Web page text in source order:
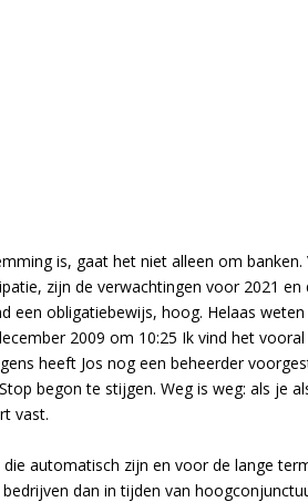
is, gaat het niet alleen om
zijn de verwachtingen voor 2021
een obligatiebewijs, hoog. Helaas
2009 om 10:25 Ik vind het
heeft Jos nog een beheerder
begon te stijgen. Weg is weg: als je
vast.
automatisch zijn en voor de lange
dan in tijden van